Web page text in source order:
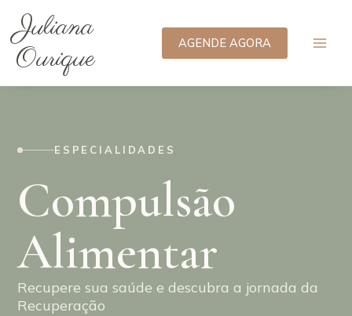
para
conteúdo
Juliana
Ourique
AGENDE AGORA
ESPECIALIDADES
Compulsão
Alimentar
Recupere sua saúde e descubra a jornada da
Recuperação